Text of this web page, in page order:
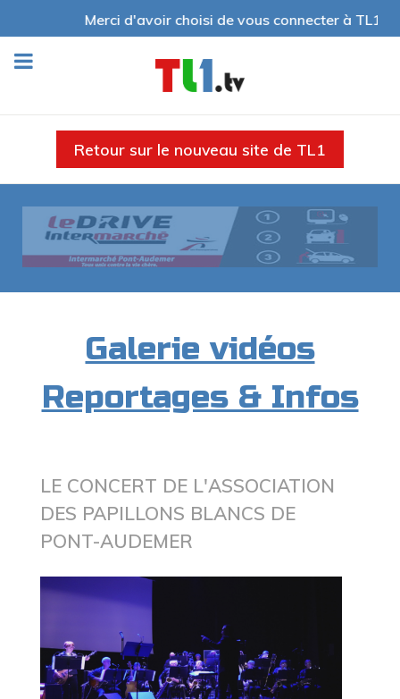
Merci d'avoir choisi de vous connecter à TL1
Retour sur le nouveau site de TL1
Galerie vidéos
Reportages & Infos
LE CONCERT DE L'ASSOCIATION
DES PAPILLONS BLANCS DE
PONT-AUDEMER